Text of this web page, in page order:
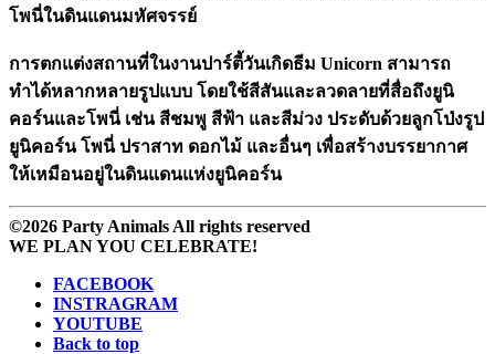
โพนี่ในดินแดนมหัศจรรย์
การตกแต่งสถานที่ในงานปาร์ตี้วันเกิดธีม Unicorn สามารถ
ทำได้หลากหลายรูปแบบ โดยใช้สีสันและลวดลายที่สื่อถึงยูนิ
คอร์นและโพนี่ เช่น สีชมพู สีฟ้า และสีม่วง ประดับด้วยลูกโป่งรูป
ยูนิคอร์น โพนี่ ปราสาท ดอกไม้ และอื่นๆ เพื่อสร้างบรรยากาศ
ให้เหมือนอยู่ในดินแดนแห่งยูนิคอร์น
©2026 Party Animals All rights reserved
WE PLAN YOU CELEBRATE!
FACEBOOK
INSTRAGRAM
YOUTUBE
Back to top